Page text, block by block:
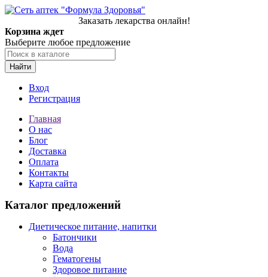
Заказать лекарства онлайн!
Корзина ждет
Выберите любое предложение
Найти
Вход
Регистрация
Главная
О нас
Блог
Доставка
Оплата
Контакты
Карта сайта
Каталог предложений
Диетическое питание, напитки
Батончики
Вода
Гематогены
Здоровое питание